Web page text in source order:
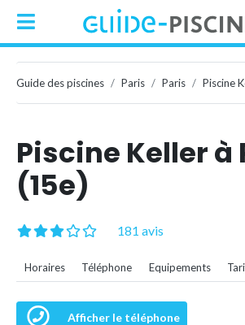
Guide des piscines Paris Paris Piscine
Piscine Keller à
(15e)
181 avis
Horaires Téléphone Equipements
Afficher le téléphone